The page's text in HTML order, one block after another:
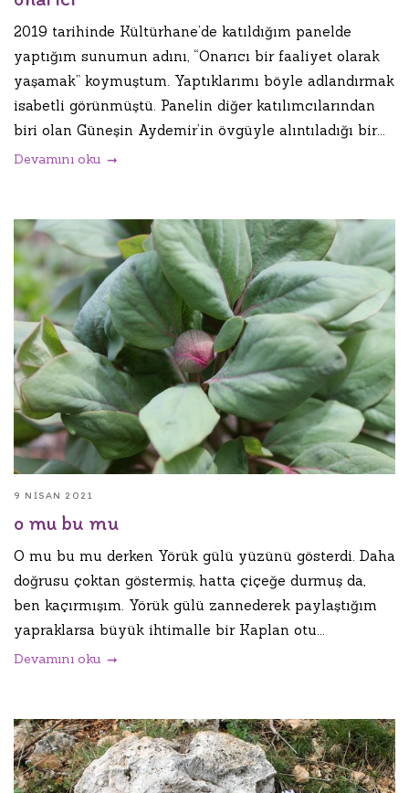
2019 tarihinde Kültürhane’de katıldığım panelde
yaptığım sunumun adını, “Onarıcı bir faaliyet olarak
yaşamak” koymuştum. Yaptıklarımı böyle adlandırmak
isabetli görünmüştü. Panelin diğer katılımcılarından
biri olan Güneşin Aydemir’in övgüyle alıntıladığı bir...
Devamını oku
9 NISAN 2021
o mu bu mu
O mu bu mu derken Yörük gülü yüzünü gösterdi. Daha
doğrusu çoktan göstermiş, hatta çiçeğe durmuş da,
ben kaçırmışım. Yörük gülü zannederek paylaştığım
yapraklarsa büyük ihtimalle bir Kaplan otu...
Devamını oku